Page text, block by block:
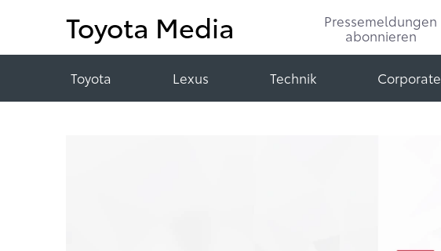
Toyota Media
Pressemeldungen
abonnieren
Toyota Lexus Technik Corporate